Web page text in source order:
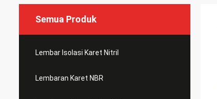
Semua Produk
Lembar Isolasi Karet Nitril
Lembaran Karet NBR